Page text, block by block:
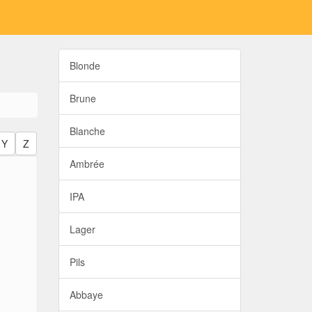
Y Z
Blonde
Brune
Blanche
Ambrée
IPA
Lager
Pils
Abbaye